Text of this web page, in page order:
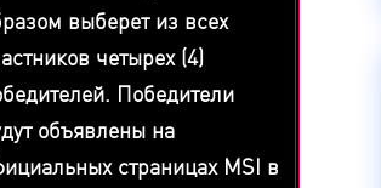
выберет из всех
четырех (4)
Победители
объявлены на
страницах MSI в